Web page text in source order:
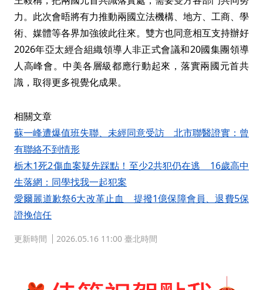
力。此次會晤將有力推動兩國立法機構、地方、工商、學
術、媒體等各界加強彼此往來。雙方也同意相互支持辦好
2026年亞太經合組織領導人非正式會議和20國集團領導
人高峰會。中美各層級都應行動起來，落實兩國元首共
識，取得更多視覺化成果。
相關文章
蘇一峰遭爆值班失聯、未經同意受訪 北市聯醫證實：曾
有聯絡不到情形
栃木1死2傷血案疑先踩點！至少2共犯仍在逃 16歲高中
生落網：同學找我一起犯案
愛爾麗道歉祭6大改革止血 提撥1億保障會員、退費5保
證挽信任
更新時間 2026.05.16 11:00 臺北時間